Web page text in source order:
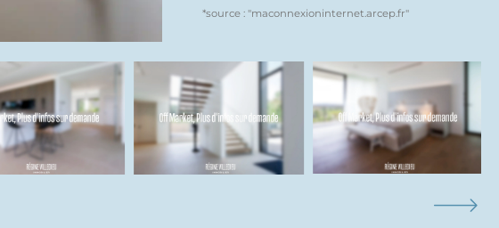
*source : "maconnexioninternet.arcep.fr"